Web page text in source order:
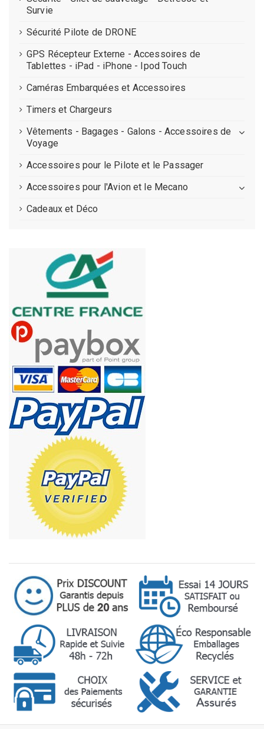
Survie
Sécurité Pilote de DRONE
GPS Récepteur Externe - Accessoires de
Tablettes - iPad - iPhone - Ipod Touch
Caméras Embarquées et Accessoires
Timers et Chargeurs
Vêtements - Bagages - Galons - Accessoires de
Voyage
Accessoires pour le Pilote et le Passager
Accessoires pour l'Avion et le Mecano
Cadeaux et Déco